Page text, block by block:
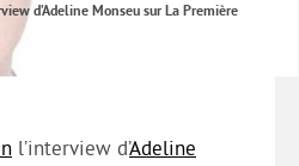
d’Adeline Monseu sur La Première
l’interview d’Adeline